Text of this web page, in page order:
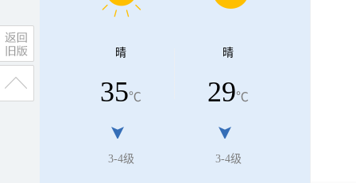
晴
35℃
3-4级
晴
29℃
3-4级